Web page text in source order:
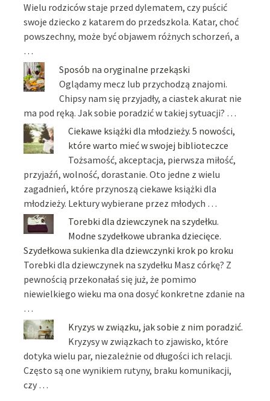
Wielu rodziców staje przed dylematem, czy puścić
swoje dziecko z katarem do przedszkola. Katar, choć
powszechny, może być objawem różnych schorzeń, a
…
Sposób na oryginalne przekąski
Oglądamy mecz lub przychodzą znajomi.
Chipsy nam się przyjadły, a ciastek akurat nie
ma pod ręką. Jak sobie poradzić w takiej sytuacji? …
Ciekawe książki dla młodzieży. 5 nowości,
które warto mieć w swojej biblioteczce
Tożsamość, akceptacja, pierwsza miłość,
przyjaźń, wolność, dorastanie. Oto jedne z wielu
zagadnień, które przynoszą ciekawe książki dla
młodzieży. Lektury wybierane przez młodych …
Torebki dla dziewczynek na szydełku.
Modne szydełkowe ubranka dziecięce.
Szydełkowa sukienka dla dziewczynki krok po kroku
Torebki dla dziewczynek na szydełku Masz córkę? Z
pewnością przekonałaś się już, że pomimo
niewielkiego wieku ma ona dosyć konkretne zdanie na
…
Kryzys w związku, jak sobie z nim poradzić.
Kryzysy w związkach to zjawisko, które
dotyka wielu par, niezależnie od długości ich relacji.
Często są one wynikiem rutyny, braku komunikacji,
czy …